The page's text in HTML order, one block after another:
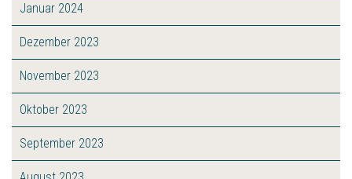
Januar 2024
Dezember 2023
November 2023
Oktober 2023
September 2023